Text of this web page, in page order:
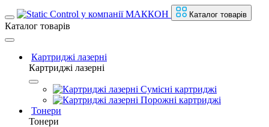
Каталог товарів
Каталог товарів
Картриджі лазерні
Картриджі лазерні
Сумісні картриджі
Порожні картриджі
Тонери
Тонери